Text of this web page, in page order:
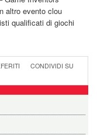
altro evento clou
qualificati di giochi
CONDIVIDI SU